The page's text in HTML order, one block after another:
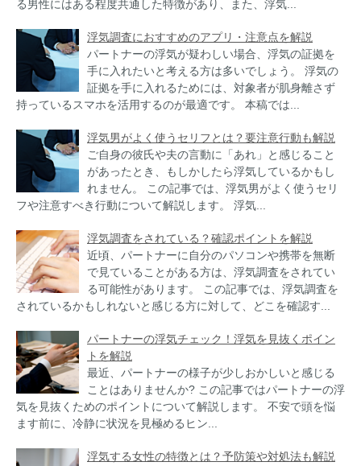
る男性にはある程度共通した特徴があり、また、浮気...
浮気調査におすすめのアプリ・注意点を解説
パートナーの浮気が疑わしい場合、浮気の証拠を
手に入れたいと考える方は多いでしょう。 浮気の
証拠を手に入れるためには、対象者が肌身離さず
持っているスマホを活用するのが最適です。 本稿では...
浮気男がよく使うセリフとは？要注意行動も解説
ご自身の彼氏や夫の言動に「あれ」と感じること
があったとき、もしかしたら浮気しているかもし
れません。 この記事では、浮気男がよく使うセリ
フや注意すべき行動について解説します。 浮気...
浮気調査をされている？確認ポイントを解説
近頃、パートナーに自分のパソコンや携帯を無断
で見ていることがある方は、浮気調査をされてい
る可能性があります。 この記事では、浮気調査を
されているかもしれないと感じる方に対して、どこを確認す...
パートナーの浮気チェック！浮気を見抜くポイン
トを解説
最近、パートナーの様子が少しおかしいと感じる
ことはありませんか? この記事ではパートナーの浮
気を見抜くためのポイントについて解説します。 不安で頭を悩
ます前に、冷静に状況を見極めるヒン...
浮気する女性の特徴とは？予防策や対処法も解説